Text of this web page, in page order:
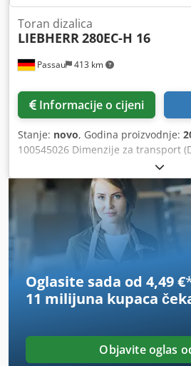
Passau 413 km
Toran dizalica
LIEBHERR 280EC-H 16
Informacije o cijeni
Stanje: novo, Godina proizvodnje:
100545026 Dimenzije za transport
Hidraulički sustav 65 kW 1 x Donji
6,0 m i potrebnim centralnim
jarbola za visinu kukaste ruke od
Dlljcea Domet 50 m, uključujući
Uključujući radio sustav HBC
Oglasite sada od 4,49 €
11 milijuna kupaca
Objavite oglas